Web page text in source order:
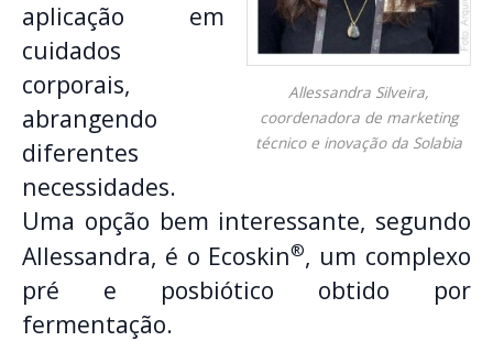
Allessandra Silveira,
coordenadora de marketing
técnico e inovação da Solabia
aplicação em
cuidados
corporais,
abrangendo
diferentes
necessidades.
Uma opção bem interessante, segundo
Allessandra, é o Ecoskin®, um complexo
pré e posbiótico obtido por
fermentação.